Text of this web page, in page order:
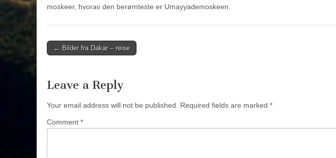
moskeer, hvorav den berømteste er Umayyademoskeen.
Post
← Bilder fra Dakar – reise
Leave a Reply
Your email address will not be published. Required fields are marked *
Comment *